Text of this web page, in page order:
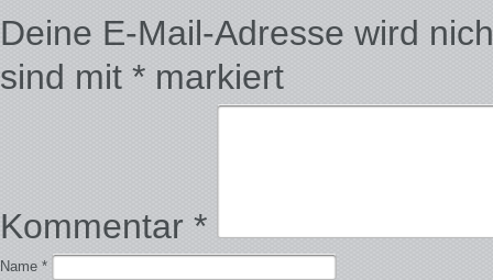
Deine E-Mail-Adresse wird
sind mit * markiert
Kommentar *
Name *